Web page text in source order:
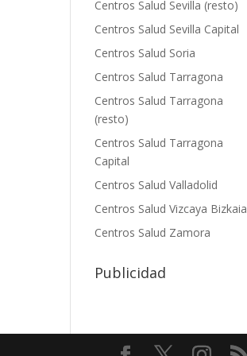
Centros Salud Sevilla (resto)
Centros Salud Sevilla Capital
Centros Salud Soria
Centros Salud Tarragona
Centros Salud Tarragona
(resto)
Centros Salud Tarragona
Capital
Centros Salud Valladolid
Centros Salud Vizcaya Bizkaia
Centros Salud Zamora
Publicidad